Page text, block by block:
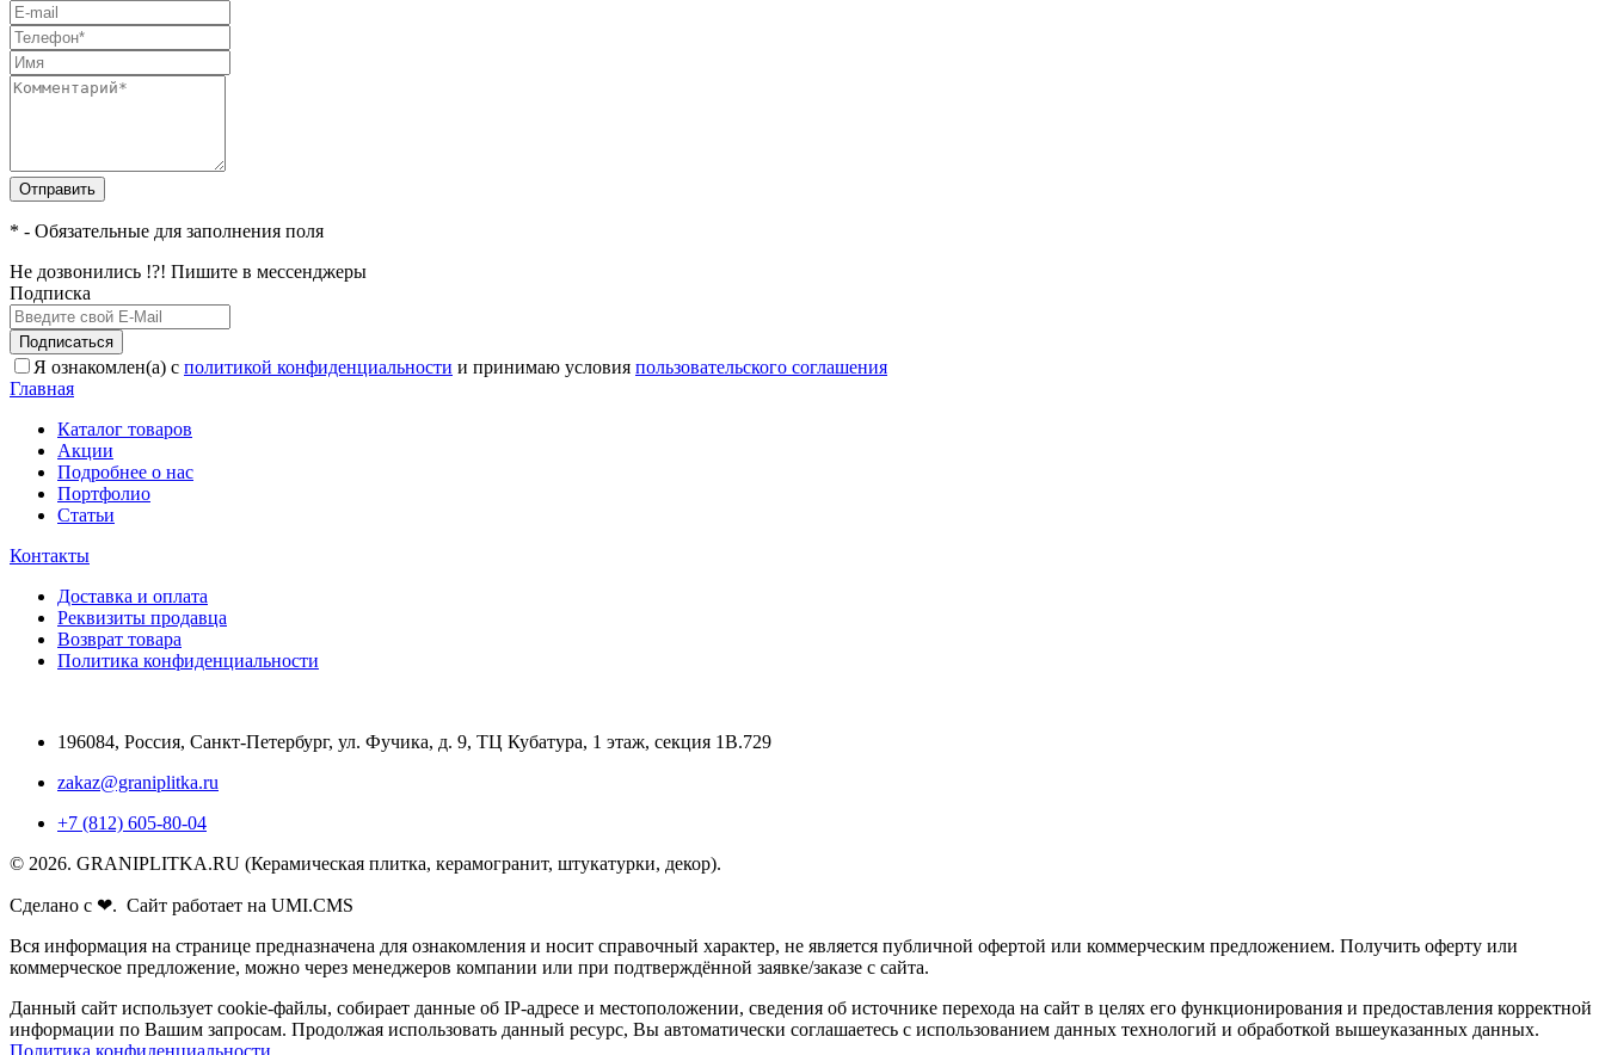
Отправить
* - Обязательные для заполнения поля
Не дозвонились !?! Пишите в мессенджеры
Подписка
Подписаться
Я ознакомлен(а) с политикой конфиденциальности и принимаю условия пользовательского соглашения
Главная
Каталог товаров
Акции
Подробнее о нас
Портфолио
Статьи
Контакты
Доставка и оплата
Реквизиты продавца
Возврат товара
Политика конфиденциальности
196084, Россия, Санкт-Петербург, ул. Фучика, д. 9, ТЦ Кубатура, 1 этаж, секция 1В.729
zakaz@graniplitka.ru
+7 (812) 605-80-04
© 2026. GRANIPLITKA.RU (Керамическая плитка, керамогранит, штукатурки, декор).
Сделано с ❤. Сайт работает на UMI.CMS
Вся информация на странице предназначена для ознакомления и носит справочный характер, не является публичной офертой или коммерческим предложением. Получить оферту или
коммерческое предложение, можно через менеджеров компании или при подтверждённой заявке/заказе с сайта.
Данный сайт использует cookie-файлы, собирает данные об IP-адресе и местоположении, сведения об источнике перехода на сайт в целях его функционирования и предоставления корректной
информации по Вашим запросам. Продолжая использовать данный ресурс, Вы автоматически соглашаетесь с использованием данных технологий и обработкой вышеуказанных данных.
Политика конфиденциальности